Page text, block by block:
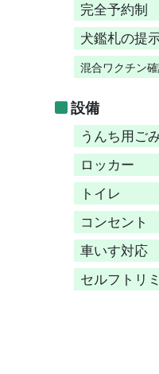
完全予約制
犬鑑札の提
混合ワクチン
設備
うんち用ご
ロッカー
トイレ
コンセント
車いす対応
セルフトリ